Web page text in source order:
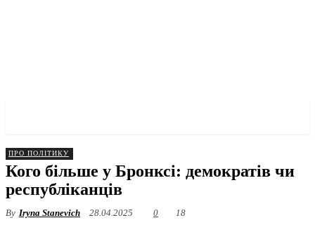
ПРО ПОЛІТИКУ
Кого більше у Бронксі: демократів чи
республіканців
By Iryna Stanevich 28.04.2025 0 18